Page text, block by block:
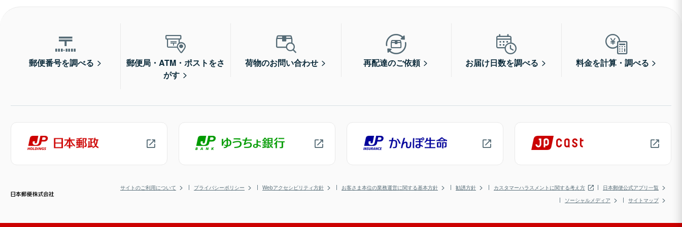
郵便番号を調べる
郵便局・ATM・ポストをさ
がす
荷物のお問い合わせ 再配達のご依頼 お届け日数を調べる 料金を計算・調べる
サイトのご利用について プライバシーポリシー Webアクセシビリティ方針 お客さま本位の業務運営に関する基本方針 勧誘方針 カスタマーハラスメントに関する考え方
日本郵便公式アプリ一覧
ソーシャルメディア
サイトマップ